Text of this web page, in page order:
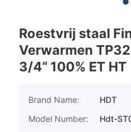
Roestvrij staal
Verwarmen
3/4“ 100% ET HT
Brand Name:
HDT
Model Number:
Hdt-